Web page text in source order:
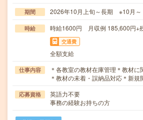
期間 2026年10月上旬～長期 ※10月～
時給 時給1600円 月収例 185,600円+
交通費
全額支給
仕事内容
＊各教室の教材在庫管理＊教材
＊教材の未着・誤納品対応＊新
応募資格
英語力不要
事務の経験お持ちの方